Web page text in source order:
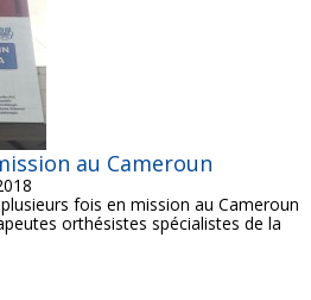
au Cameroun
fois en mission au Cameroun
orthésistes spécialistes de la